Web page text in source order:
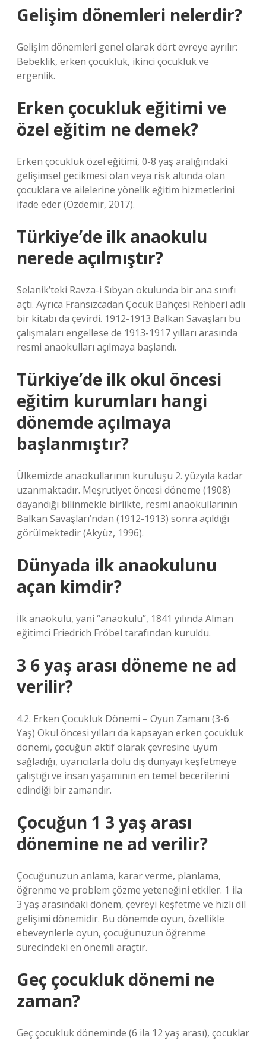
Gelişim dönemleri nelerdir?
Gelişim dönemleri genel olarak dört evreye ayrılır:
Bebeklik, erken çocukluk, ikinci çocukluk ve
ergenlik.
Erken çocukluk eğitimi ve
özel eğitim ne demek?
Erken çocukluk özel eğitimi, 0-8 yaş aralığındaki
gelişimsel gecikmesi olan veya risk altında olan
çocuklara ve ailelerine yönelik eğitim hizmetlerini
ifade eder (Özdemir, 2017).
Türkiye’de ilk anaokulu
nerede açılmıştır?
Selanik’teki Ravza-i Sıbyan okulunda bir ana sınıfı
açtı. Ayrıca Fransızcadan Çocuk Bahçesi Rehberi adlı
bir kitabı da çevirdi. 1912-1913 Balkan Savaşları bu
çalışmaları engellese de 1913-1917 yılları arasında
resmi anaokulları açılmaya başlandı.
Türkiye’de ilk okul öncesi
eğitim kurumları hangi
dönemde açılmaya
başlanmıştır?
Ülkemizde anaokullarının kuruluşu 2. yüzyıla kadar
uzanmaktadır. Meşrutiyet öncesi döneme (1908)
dayandığı bilinmekle birlikte, resmi anaokullarının
Balkan Savaşları’ndan (1912-1913) sonra açıldığı
görülmektedir (Akyüz, 1996).
Dünyada ilk anaokulunu
açan kimdir?
İlk anaokulu, yani “anaokulu”, 1841 yılında Alman
eğitimci Friedrich Fröbel tarafından kuruldu.
3 6 yaş arası döneme ne ad
verilir?
4.2. Erken Çocukluk Dönemi – Oyun Zamanı (3-6
Yaş) Okul öncesi yılları da kapsayan erken çocukluk
dönemi, çocuğun aktif olarak çevresine uyum
sağladığı, uyarıcılarla dolu dış dünyayı keşfetmeye
çalıştığı ve insan yaşamının en temel becerilerini
edindiği bir zamandır.
Çocuğun 1 3 yaş arası
dönemine ne ad verilir?
Çocuğunuzun anlama, karar verme, planlama,
öğrenme ve problem çözme yeteneğini etkiler. 1 ila
3 yaş arasındaki dönem, çevreyi keşfetme ve hızlı dil
gelişimi dönemidir. Bu dönemde oyun, özellikle
ebeveynlerle oyun, çocuğunuzun öğrenme
sürecindeki en önemli araçtır.
Geç çocukluk dönemi ne
zaman?
Geç çocukluk döneminde (6 ila 12 yaş arası), çocuklar